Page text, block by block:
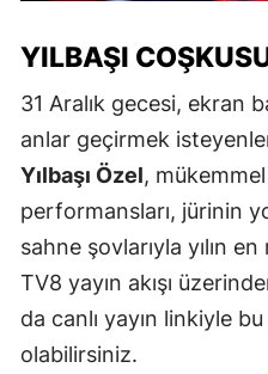
YILBAŞI
31 Aralık gecesi, ekran
anlar geçirmek
Yılbaşı Özel,
performansları, jürinin
sahne şovlarıyla yılın
TV8 yayın akışı
da canlı yayın linkiyle
olabilirsiniz.